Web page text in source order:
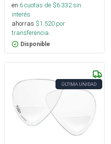
en 6cuotas de $6.332sin
interés
ahorras $1.520 por
transferencia.
Disponible
ÚLTIMA UNIDAD